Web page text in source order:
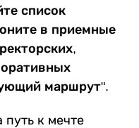
список
в приемные
маршрут".
путь к мечте